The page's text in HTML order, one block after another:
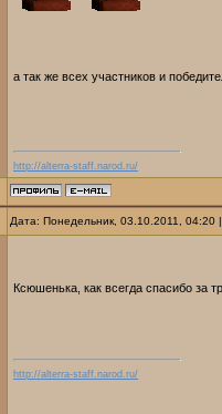
а так же всех участников и
http://alterra-staff.narod.ru/
Дата: Понедельник, 03.10.2011,
Ксюшенька, как всегда спасибо за
http://alterra-staff.narod.ru/